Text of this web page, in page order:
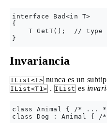
interface Bad<in T>
{
T GetT();  // type
Invariancia
IList<T> nunca es un
IList<T1> . IList es
class Animal { /* ...
class Dog : Animal